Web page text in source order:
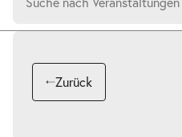
Zurück